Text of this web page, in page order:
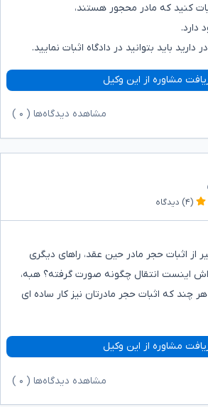
کنید که مادر محجور هستند،
دارد.
دارید باید بتوانید در دادگاه اثبات نمایید.
مشاوره از این وکیل
مشاهده دیدگاه‌ها ( ۰
(۴) دیدگاه
از اثبات حجر مادر حین عقد، راهای دیگری
اینست انتقال چگونه صورت گرفته؟ هبه،
چند که اثبات حجر مادرتان نیز کار ساده ای
مشاوره از این وکیل
مشاهده دیدگاه‌ها ( ۰